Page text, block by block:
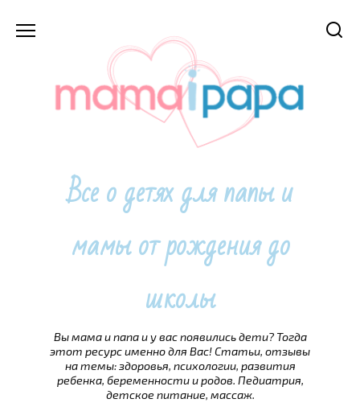
Все о детях для папы и
мамы от рождения до
школы
Вы мама и папа и у вас появились дети? Тогда
этот ресурс именно для Вас! Статьи, отзывы
на темы: здоровья, психологии, развития
ребенка, беременности и родов. Педиатрия,
детское питание, массаж.